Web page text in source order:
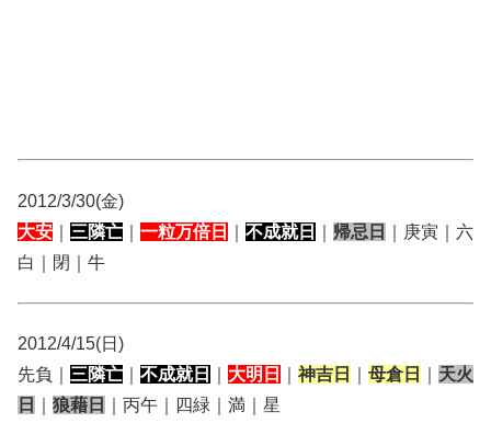
2012/3/30(金)
大安
三隣亡 一粒万倍日 不成就日 帰忌日
｜庚寅｜六
白｜閉｜牛
2012/4/15(日)
先負｜ 三隣亡 不成就日 大明日 神吉日 母倉日
天火
日
狼藉日 ｜丙午｜四緑｜満｜星